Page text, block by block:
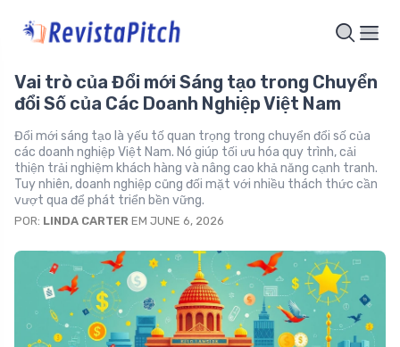
Vai trò của Đổi mới Sáng tạo trong Chuyển
đổi Số của Các Doanh Nghiệp Việt Nam
Đổi mới sáng tạo là yếu tố quan trọng trong chuyển đổi số của
các doanh nghiệp Việt Nam. Nó giúp tối ưu hóa quy trình, cải
thiện trải nghiệm khách hàng và nâng cao khả năng cạnh tranh.
Tuy nhiên, doanh nghiệp cũng đối mặt với nhiều thách thức cần
vượt qua để phát triển bền vững.
POR: LINDA CARTER EM JUNE 6, 2026